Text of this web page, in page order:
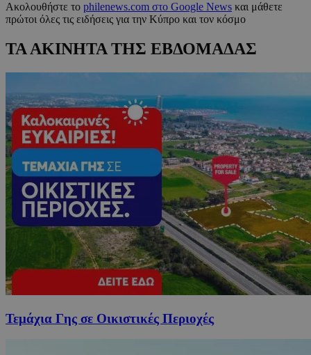
Ακολουθήστε το philenews.com στο Google News και μάθετε
πρώτοι όλες τις ειδήσεις για την Κύπρο και τον κόσμο
ΤΑ ΑΚΙΝΗΤΑ ΤΗΣ ΕΒΔΟΜΑΔΑΣ
Τεμάχια Γης σε Οικιστικές Περιοχές